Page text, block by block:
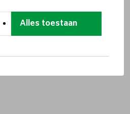
Alles toestaan